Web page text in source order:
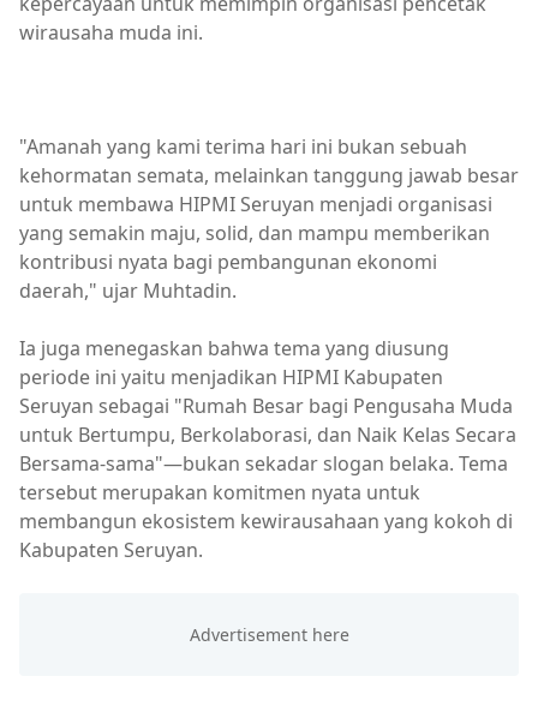
wirausaha muda ini.
"Amanah yang kami terima hari ini bukan sebuah
kehormatan semata, melainkan tanggung jawab besar
untuk membawa HIPMI Seruyan menjadi organisasi
yang semakin maju, solid, dan mampu memberikan
kontribusi nyata bagi pembangunan ekonomi
daerah," ujar Muhtadin.
Ia juga menegaskan bahwa tema yang diusung
periode ini yaitu menjadikan HIPMI Kabupaten
Seruyan sebagai "Rumah Besar bagi Pengusaha Muda
untuk Bertumpu, Berkolaborasi, dan Naik Kelas Secara
Bersama-sama"—bukan sekadar slogan belaka. Tema
tersebut merupakan komitmen nyata untuk
membangun ekosistem kewirausahaan yang kokoh di
Kabupaten Seruyan.